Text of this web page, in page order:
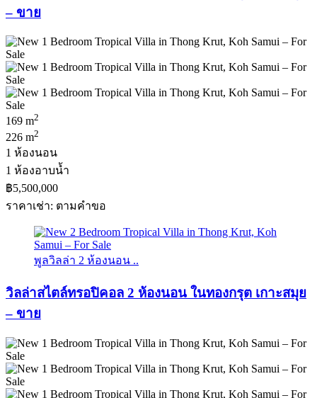
– ขาย
169 m2
226 m2
1 ห้องนอน
1 ห้องอาบน้ำ
฿5,500,000
ราคาเช่า: ตามคําขอ
พูลวิลล่า 2 ห้องนอน ..
วิลล่าสไตล์ทรอปิคอล 2 ห้องนอน ในทองกรุต เกาะสมุย
– ขาย